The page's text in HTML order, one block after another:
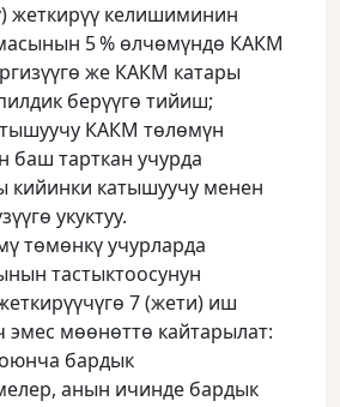
жеткирүү келишиминин
5 % өлчөмүндө КАКМ
же КАКМ катары
берүүгө тийиш;
КАКМ төлөмүн
баш тарткан учурда
кийинки катышуучу менен
укуктуу.
төмөнкү учурларда
тастыктоосунун
7 (жети) иш
эмес мөөнөттө кайтарылат:
бардык
анын ичинде бардык